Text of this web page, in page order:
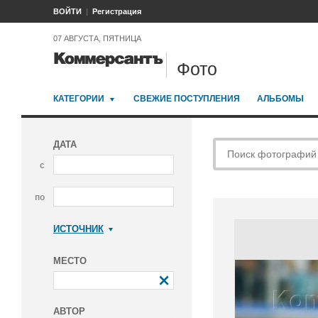
ВОЙТИ Регистрация
07 АВГУСТА, ПЯТНИЦА
Фото
КАТЕГОРИИ СВЕЖИЕ ПОСТУПЛЕНИЯ АЛЬБОМЫ
ДАТА
с
по
ИСТОЧНИК
МЕСТО
АВТОР